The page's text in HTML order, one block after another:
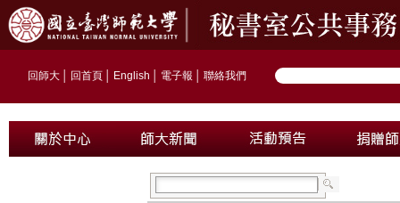
回師大 回首頁 English 電子報 聯絡我們